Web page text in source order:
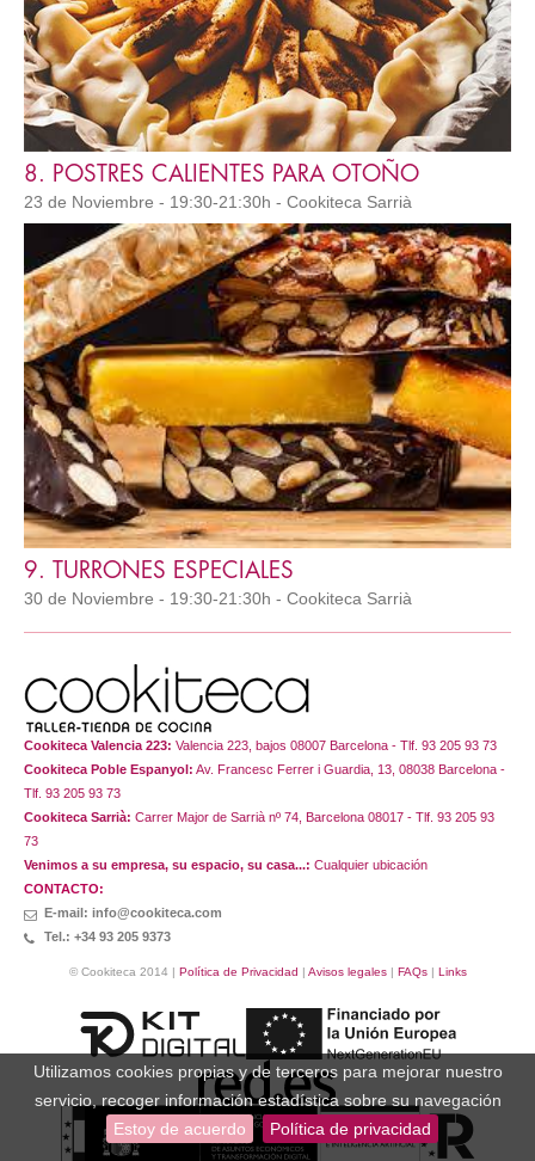
Utilizamos cookies propias y de terceros para mejorar nuestro
servicio, recoger información estadística sobre su navegación
Estoy de acuerdo
Política de privacidad
8. POSTRES CALIENTES PARA OTOÑO
23 de Noviembre - 19:30-21:30h - Cookiteca Sarrià
9. TURRONES ESPECIALES
30 de Noviembre - 19:30-21:30h - Cookiteca Sarrià
Cookiteca Valencia 223: Valencia 223, bajos 08007 Barcelona - Tlf. 93 205 93 73
Cookiteca Poble Espanyol: Av. Francesc Ferrer i Guardia, 13, 08038 Barcelona -
Tlf. 93 205 93 73
Cookiteca Sarrià: Carrer Major de Sarrià nº 74, Barcelona 08017 - Tlf. 93 205 93
73
Venimos a su empresa, su espacio, su casa...: Cualquier ubicación
CONTACTO:
E-mail: info@cookiteca.com
Tel.: +34 93 205 9373
© Cookiteca 2014 | Política de Privacidad | Avisos legales| FAQs| Links